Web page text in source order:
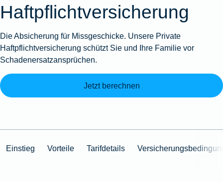
Haftpflichtversicherung
Die Absicherung für Missgeschicke. Unsere Private
Haftpflichtversicherung schützt Sie und Ihre Familie vor
Schadenersatzansprüchen.
Jetzt berechnen
Einstieg Vorteile Tarifdetails